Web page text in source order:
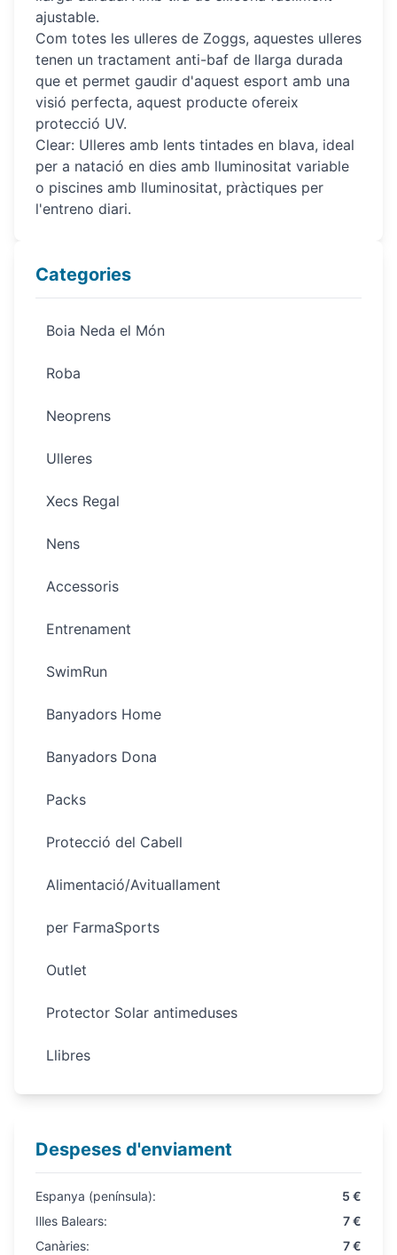
Categories
Boia Neda el Món
Roba
Neoprens
Ulleres
Xecs Regal
Nens
Accessoris
Entrenament
SwimRun
Banyadors Home
Banyadors Dona
Packs
Protecció del Cabell
Alimentació/Avituallament
per FarmaSports
Outlet
Protector Solar antimeduses
Llibres
Despeses d'enviament
Espanya (península):
5 €
Illes Balears:
7 €
Canàries:
7 €
ajustable.
Com totes les ulleres de Zoggs, aquestes ulleres
tenen un tractament anti-baf de llarga durada
que et permet gaudir d'aquest esport amb una
visió perfecta, aquest producte ofereix
protecció UV.
Clear: Ulleres amb lents tintades en blava, ideal
per a natació en dies amb lluminositat variable
o piscines amb lluminositat, pràctiques per
l'entreno diari.